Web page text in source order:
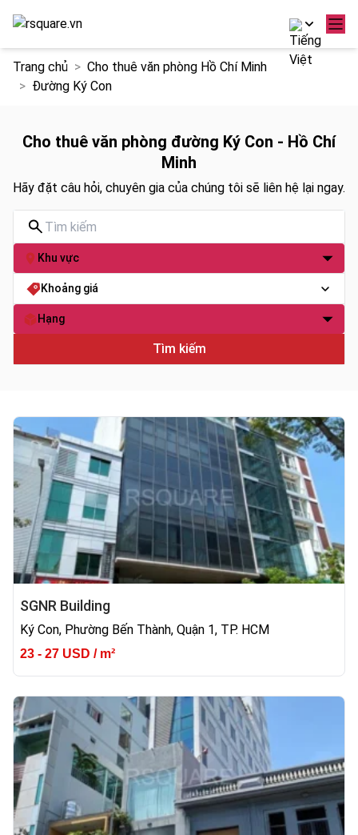
đến
Trang chủ
Cho thuê văn phòng Hồ Chí Minh
Đường Ký Con
Cho thuê văn phòng đường Ký Con - Hồ Chí
Minh
Hãy đặt câu hỏi, chuyên gia của chúng tôi sẽ liên hệ lại ngay.
Khu vực
Khoảng giá
Hạng
Tìm kiếm
SGNR Building
Ký Con, Phường Bến Thành, Quận 1, TP. HCM
23 - 27 USD / m²